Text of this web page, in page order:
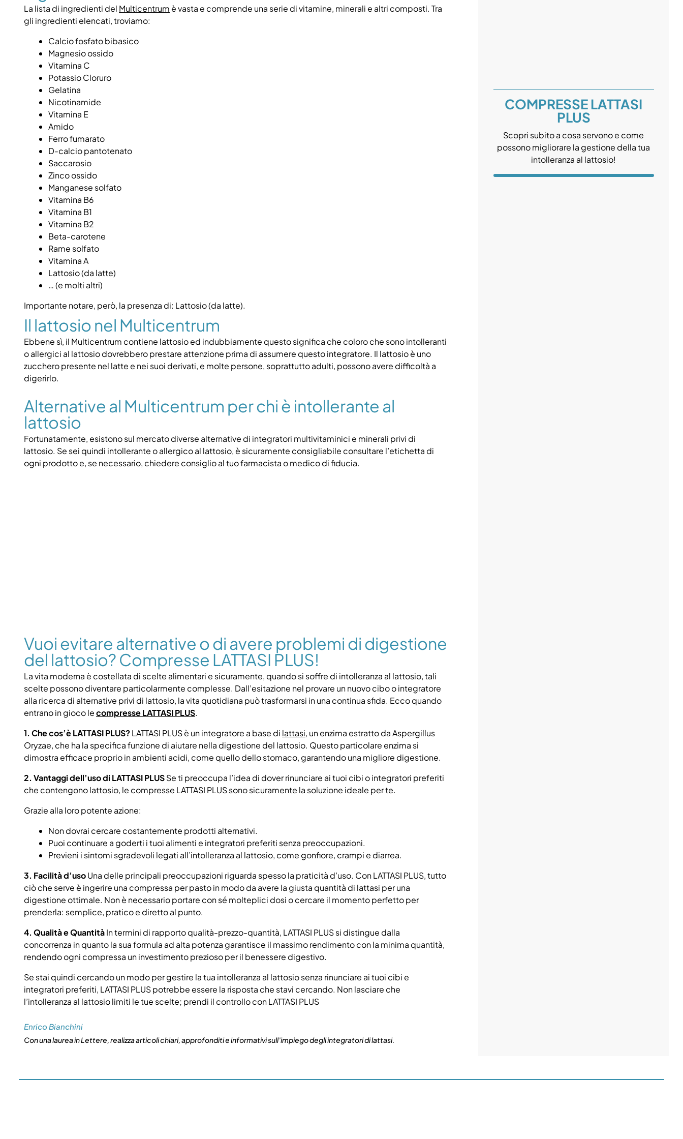
La lista di ingredienti del Multicentrumè vasta e comprende una serie di vitamine, minerali e altri composti. Tra
gli ingredienti elencati, troviamo:
Calcio fosfato bibasico
Magnesio ossido
Vitamina C
Potassio Cloruro
Gelatina
Nicotinamide
Vitamina E
Amido
Ferro fumarato
D-calcio pantotenato
Saccarosio
Zinco ossido
Manganese solfato
Vitamina B6
Vitamina B1
Vitamina B2
Beta-carotene
Rame solfato
Vitamina A
Lattosio (da latte)
… (e molti altri)
Importante notare, però, la presenza di: Lattosio (da latte).
Il lattosio nel Multicentrum
Ebbene sì, il Multicentrum contiene lattosio ed indubbiamente questo significa che coloro che sono intolleranti
o allergici al lattosio dovrebbero prestare attenzione prima di assumere questo integratore. Il lattosio è uno
zucchero presente nel latte e nei suoi derivati, e molte persone, soprattutto adulti, possono avere difficoltà a
digerirlo.
Alternative al Multicentrum per chi è intollerante al
lattosio
Fortunatamente, esistono sul mercato diverse alternative di integratori multivitaminici e minerali privi di
lattosio. Se sei quindi intollerante o allergico al lattosio, è sicuramente consigliabile consultare l’etichetta di
ogni prodotto e, se necessario, chiedere consiglio al tuo farmacista o medico di fiducia.
Vuoi evitare alternative o di avere problemi di digestione
del lattosio? Compresse LATTASI PLUS!
La vita moderna è costellata di scelte alimentari e sicuramente, quando si soffre di intolleranza al lattosio, tali
scelte possono diventare particolarmente complesse. Dall’esitazione nel provare un nuovo cibo o integratore
alla ricerca di alternative privi di lattosio, la vita quotidiana può trasformarsi in una continua sfida. Ecco quando
entrano in gioco lecompresse LATTASI PLUS.
1. Che cos’è LATTASI PLUS?LATTASI PLUS è un integratore a base di lattasi, un enzima estratto da Aspergillus
Oryzae, che ha la specifica funzione di aiutare nella digestione del lattosio. Questo particolare enzima si
dimostra efficace proprio in ambienti acidi, come quello dello stomaco, garantendo una migliore digestione.
2. Vantaggi dell’uso di LATTASI PLUSSe ti preoccupa l’idea di dover rinunciare ai tuoi cibi o integratori preferiti
che contengono lattosio, le compresse LATTASI PLUS sono sicuramente la soluzione ideale per te.
Grazie alla loro potente azione:
Non dovrai cercare costantemente prodotti alternativi.
Puoi continuare a goderti i tuoi alimenti e integratori preferiti senza preoccupazioni.
Previeni i sintomi sgradevoli legati all’intolleranza al lattosio, come gonfiore, crampi e diarrea.
3. Facilità d’usoUna delle principali preoccupazioni riguarda spesso la praticità d’uso. Con LATTASI PLUS, tutto
ciò che serve è ingerire una compressa per pasto in modo da avere la giusta quantità di lattasi per una
digestione ottimale. Non è necessario portare con sé molteplici dosi o cercare il momento perfetto per
prenderla: semplice, pratico e diretto al punto.
4. Qualità e QuantitàIn termini di rapporto qualità-prezzo-quantità, LATTASI PLUS si distingue dalla
concorrenza in quanto la sua formula ad alta potenza garantisce il massimo rendimento con la minima quantità,
rendendo ogni compressa un investimento prezioso per il benessere digestivo.
Se stai quindi cercando un modo per gestire la tua intolleranza al lattosio senza rinunciare ai tuoi cibi e
integratori preferiti, LATTASI PLUS potrebbe essere la risposta che stavi cercando. Non lasciare che
l’intolleranza al lattosio limiti le tue scelte; prendi il controllo con LATTASI PLUS
Enrico Bianchini
Con una laurea in Lettere, realizza articoli chiari, approfonditi e informativi sull’impiego degli integratori di lattasi.
COMPRESSE LATTASI
PLUS
Scopri subito a cosa servono e come
possono migliorare la gestione della tua
intolleranza al lattosio!